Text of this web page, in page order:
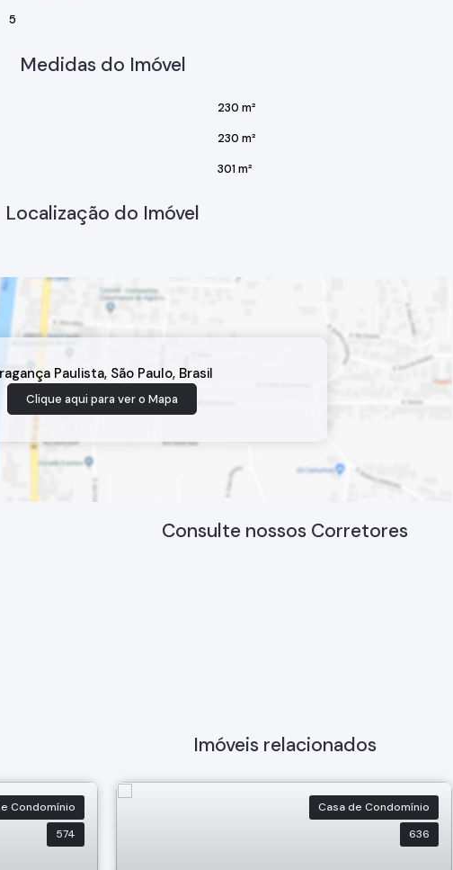
5
Medidas do Imóvel
230 m²
230 m²
301 m²
Localização do Imóvel
Paulista, São Paulo, Brasil
Clique aqui para ver o Mapa
Consulte nossos Corretores
Imóveis relacionados
Condomínio
574
Casa de Condomínio
636